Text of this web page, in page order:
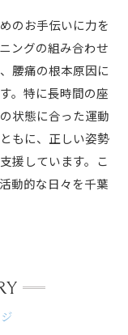
のお手伝いに力を
ングの組み合わせ
腰痛の根本原因に
。特に長時間の座
状態に合った運動
もに、正しい姿勢
援しています。こ
動的な日々を千葉